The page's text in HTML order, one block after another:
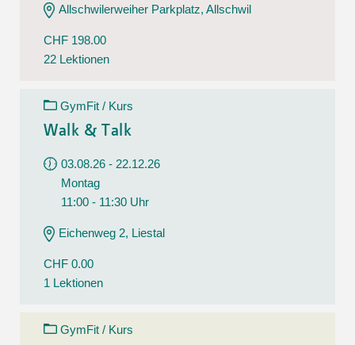
Allschwilerweiher Parkplatz, Allschwil
CHF 198.00
22 Lektionen
GymFit / Kurs
Walk & Talk
03.08.26 - 22.12.26
Montag
11:00 - 11:30 Uhr
Eichenweg 2, Liestal
CHF 0.00
1 Lektionen
GymFit / Kurs